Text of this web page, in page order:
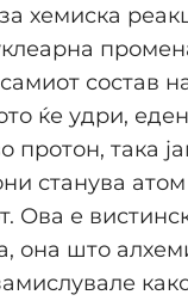
хемиска
состав
ќе удри,
протон, така
станува
Ова е
она што